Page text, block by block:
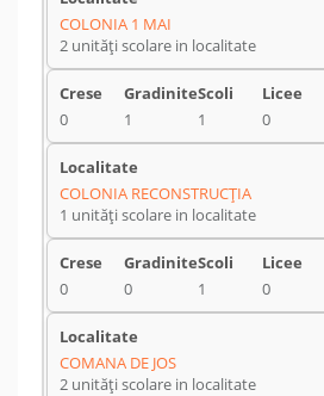
COLONIA 1 MAI
2 unități scolare in localitate
0 1 1 0
COLONIA RECONSTRUCŢIA
1 unități scolare in localitate
0 0 1 0
COMANA DE JOS
2 unități scolare in localitate